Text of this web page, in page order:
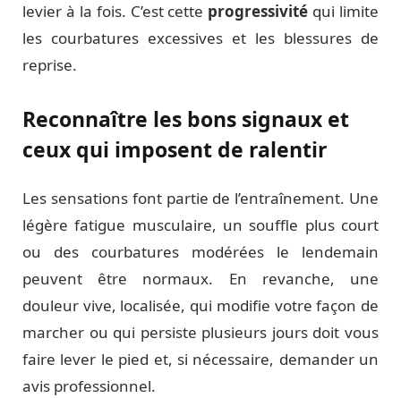
levier à la fois. C’est cette progressivité qui limite
les courbatures excessives et les blessures de
reprise.
Reconnaître les bons signaux et
ceux qui imposent de ralentir
Les sensations font partie de l’entraînement. Une
légère fatigue musculaire, un souffle plus court
ou des courbatures modérées le lendemain
peuvent être normaux. En revanche, une
douleur vive, localisée, qui modifie votre façon de
marcher ou qui persiste plusieurs jours doit vous
faire lever le pied et, si nécessaire, demander un
avis professionnel.